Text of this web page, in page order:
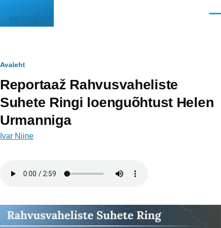
PEEGEL
Leivapuru
Avaleht
Reportaaž Rahvusvaheliste
Suhete Ringi loenguõhtust Helen
Urmanniga
Ivar Niine